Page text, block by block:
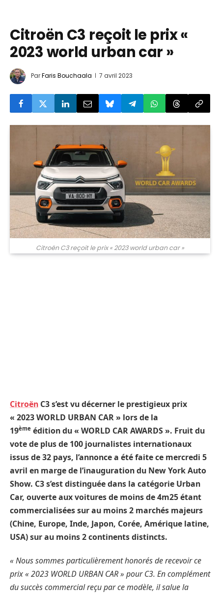
Citroën C3 reçoit le prix «
2023 world urban car »
ParFaris Bouchaala 7 avril 2023
Citroën C3 reçoit le prix « 2023 world urban car »
Citroën C3 s’est vu décerner le prestigieux prix
« 2023 WORLD URBAN CAR » lors de la
19ème édition du « WORLD CAR AWARDS ». Fruit du
vote de plus de 100 journalistes internationaux
issus de 32 pays, l’annonce a été faite ce mercredi 5
avril en marge de l’inauguration du New York Auto
Show. C3 s’est distinguée dans la catégorie Urban
Car, ouverte aux voitures de moins de 4m25 étant
commercialisées sur au moins 2 marchés majeurs
(Chine, Europe, Inde, Japon, Corée, Amérique latine,
USA) sur au moins 2 continents distincts.
« Nous sommes particulièrement honorés de recevoir ce
prix « 2023 WORLD URBAN CAR » pour C3. En complément
du succès commercial reçu par ce modèle, il salue la